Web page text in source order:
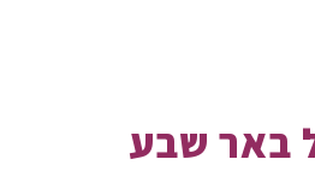
באר שבע